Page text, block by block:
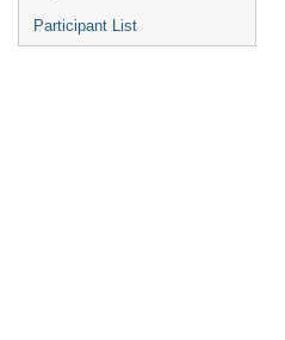
Participant List